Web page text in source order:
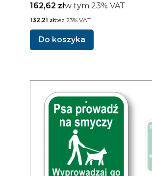
Cena brutto
162,62 złw tym %s VAT
w tym 23% VAT
Cena netto
132,21 złbez 23% VAT
Do koszyka